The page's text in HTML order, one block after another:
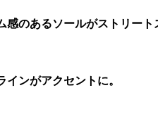
のあるソールがストリート
ンがアクセントに。